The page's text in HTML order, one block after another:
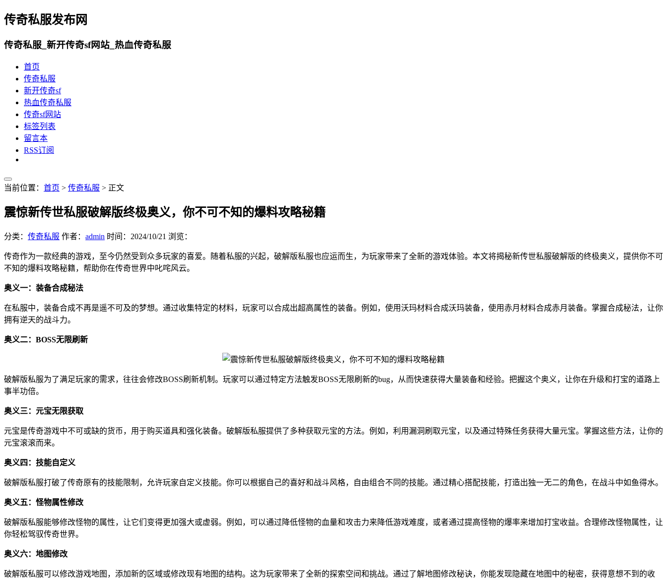
传奇私服发布网
传奇私服_新开传奇sf网站_热血传奇私服
首页
传奇私服
新开传奇sf
热血传奇私服
传奇sf网站
标签列表
留言本
RSS订阅
当前位置： 首页 > 传奇私服 > 正文
震惊新传世私服破解版终极奥义，你不可不知的爆料攻略秘籍
分类： 传奇私服 作者： admin 时间： 2024/10/21 浏览：
传奇作为一款经典的游戏，至今仍然受到众多玩家的喜爱。随着私服的兴起，破解版私服也应运而生，为玩家带来了全新的游戏体验。本文将揭秘新传世私服破解版的终极奥义，提供你不可
不知的爆料攻略秘籍，帮助你在传奇世界中叱咤风云。
奥义一：装备合成秘法
在私服中，装备合成不再是遥不可及的梦想。通过收集特定的材料，玩家可以合成出超高属性的装备。例如，使用沃玛材料合成沃玛装备，使用赤月材料合成赤月装备。掌握合成秘法，让你
拥有逆天的战斗力。
奥义二：BOSS无限刷新
破解版私服为了满足玩家的需求，往往会修改BOSS刷新机制。玩家可以通过特定方法触发BOSS无限刷新的bug，从而快速获得大量装备和经验。把握这个奥义，让你在升级和打宝的道路上
事半功倍。
奥义三：元宝无限获取
元宝是传奇游戏中不可或缺的货币，用于购买道具和强化装备。破解版私服提供了多种获取元宝的方法。例如，利用漏洞刷取元宝，以及通过特殊任务获得大量元宝。掌握这些方法，让你的
元宝滚滚而来。
奥义四：技能自定义
破解版私服打破了传奇原有的技能限制，允许玩家自定义技能。你可以根据自己的喜好和战斗风格，自由组合不同的技能。通过精心搭配技能，打造出独一无二的角色，在战斗中如鱼得水。
奥义五：怪物属性修改
破解版私服能够修改怪物的属性，让它们变得更加强大或虚弱。例如，可以通过降低怪物的血量和攻击力来降低游戏难度，或者通过提高怪物的爆率来增加打宝收益。合理修改怪物属性，让
你轻松驾驭传奇世界。
奥义六：地图修改
破解版私服可以修改游戏地图，添加新的区域或修改现有地图的结构。这为玩家带来了全新的探索空间和挑战。通过了解地图修改秘诀，你能发现隐藏在地图中的秘密，获得意想不到的收